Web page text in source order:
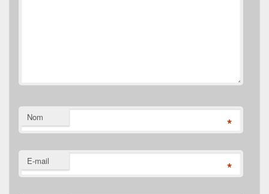
Nom *
E-mail *